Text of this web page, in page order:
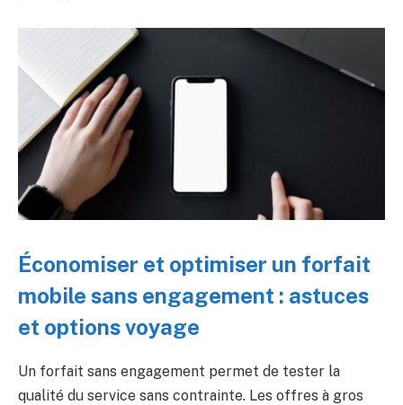
Économiser et optimiser un forfait
mobile sans engagement : astuces
et options voyage
Un forfait sans engagement permet de tester la
qualité du service sans contrainte. Les offres à gros